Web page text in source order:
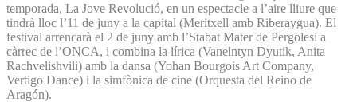
temporada, La Jove Revolució, en un espectacle a l’aire lliure que
tindrà lloc l’11 de juny a la capital (Meritxell amb Riberaygua). El
festival arrencarà el 2 de juny amb l’Stabat Mater de Pergolesi a
càrrec de l’ONCA, i combina la lírica (Vanelntyn Dyutik, Anita
Rachvelishvili) amb la dansa (Yohan Bourgois Art Company,
Vertigo Dance) i la simfònica de cine (Orquesta del Reino de
Aragón).